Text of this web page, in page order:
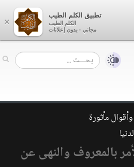
مأثورة
بالمعروف والنهى عن
×
تطبيق الكلم الطيب
الكلم الطيب
مجاني - بدون إعلانات